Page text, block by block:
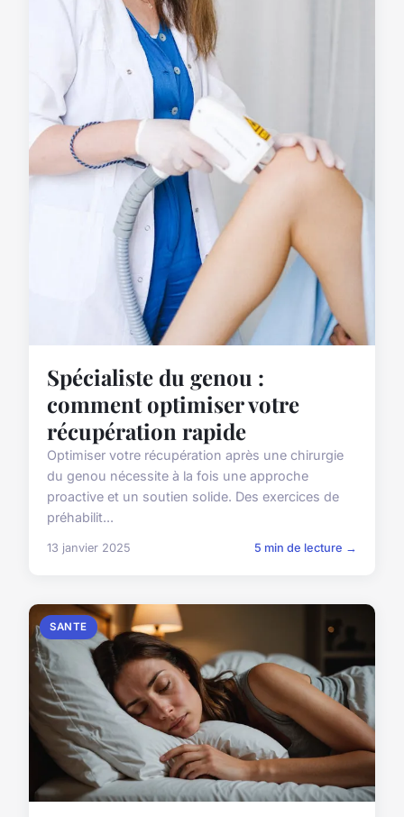
Spécialiste du genou :
comment optimiser votre
récupération rapide
Optimiser votre récupération après une chirurgie
du genou nécessite à la fois une approche
proactive et un soutien solide. Des exercices de
préhabilit...
13 janvier 2025 5 min de lecture →
SANTE